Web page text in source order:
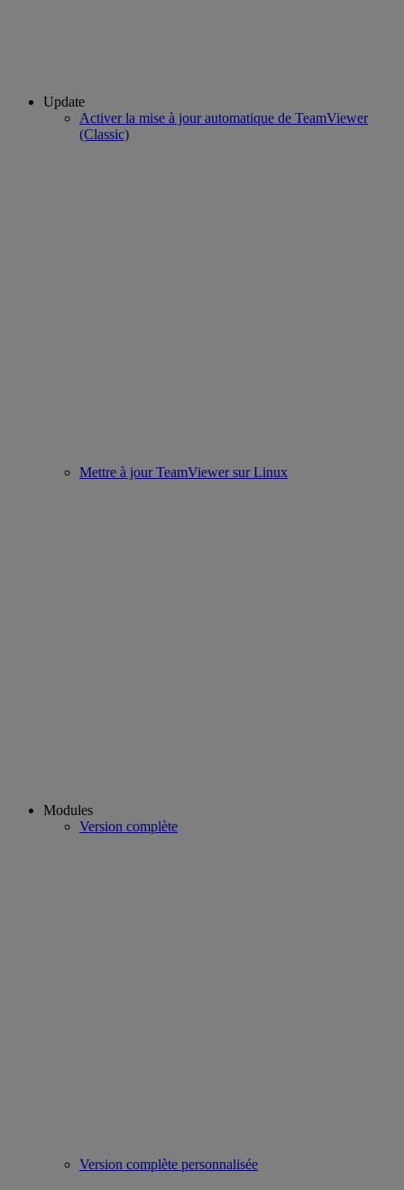
Update
Activer la mise à jour automatique de TeamViewer
(Classic)
Mettre à jour TeamViewer sur Linux
Modules
Version complète
Version complète personnalisée